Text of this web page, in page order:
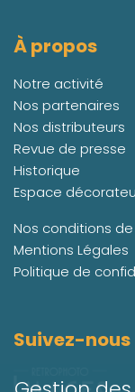
À propos
Notre activité
Nos partenaires
Nos distributeurs
Revue de presse
Historique
Espace
Nos conditions
Mentions Légales
Politique de
Suivez-nous